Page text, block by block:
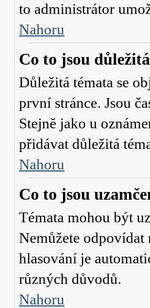
to administrátor
Nahoru
Co to jsou
Důležitá témata se
první stránce. Jsou
Stejně jako u
přidávat důležitá
Nahoru
Co to jsou
Témata mohou být
Nemůžete odpovídat
hlasování je
různých důvodů.
Nahoru